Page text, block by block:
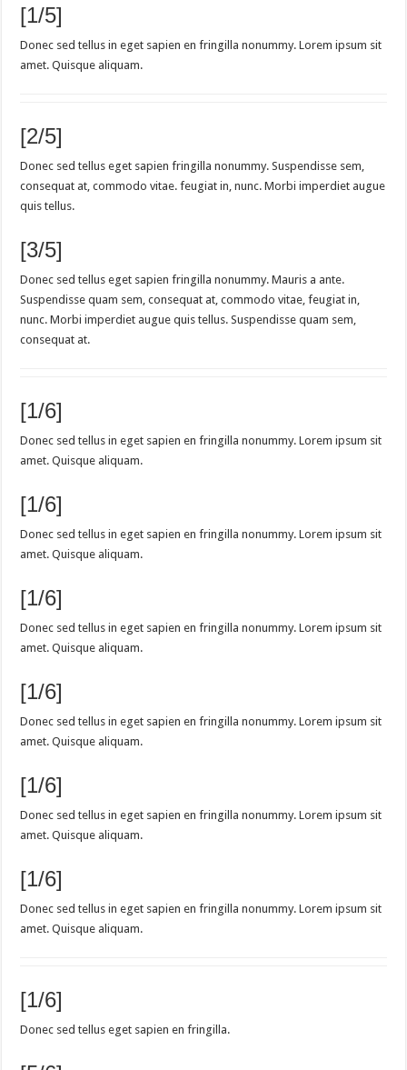
[1/5]
Donec sed tellus in eget sapien en fringilla nonummy. Lorem ipsum sit
amet. Quisque aliquam.
[2/5]
Donec sed tellus eget sapien fringilla nonummy. Suspendisse sem,
consequat at, commodo vitae. feugiat in, nunc. Morbi imperdiet augue
quis tellus.
[3/5]
Donec sed tellus eget sapien fringilla nonummy. Mauris a ante.
Suspendisse quam sem, consequat at, commodo vitae, feugiat in,
nunc. Morbi imperdiet augue quis tellus. Suspendisse quam sem,
consequat at.
[1/6]
Donec sed tellus in eget sapien en fringilla nonummy. Lorem ipsum sit
amet. Quisque aliquam.
[1/6]
Donec sed tellus in eget sapien en fringilla nonummy. Lorem ipsum sit
amet. Quisque aliquam.
[1/6]
Donec sed tellus in eget sapien en fringilla nonummy. Lorem ipsum sit
amet. Quisque aliquam.
[1/6]
Donec sed tellus in eget sapien en fringilla nonummy. Lorem ipsum sit
amet. Quisque aliquam.
[1/6]
Donec sed tellus in eget sapien en fringilla nonummy. Lorem ipsum sit
amet. Quisque aliquam.
[1/6]
Donec sed tellus in eget sapien en fringilla nonummy. Lorem ipsum sit
amet. Quisque aliquam.
[1/6]
Donec sed tellus eget sapien en fringilla.